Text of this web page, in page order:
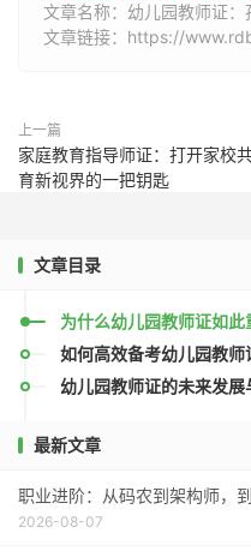
文章名称：幼儿园教师证
文章链接：https://
上一篇
家庭教育指导师证：打开家校
育新视界的一把钥匙
文章目录
为什么幼儿园教师证如此
如何高效备考幼儿园教师
幼儿园教师证的未来发展
最新文章
职业进阶：从码农到架构师，
2026-08-07